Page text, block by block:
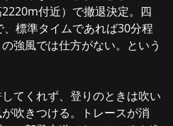
付近）で撤退決定。四
標準タイムであれば30分程
強風では仕方がない。という
てくれず、登りのときは吹い
吹きつける。トレースが消